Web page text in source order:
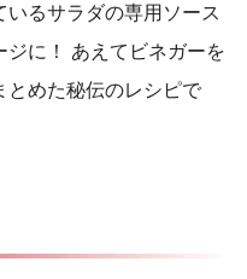
るサラダの専用ソース
に！ あえてビネガーを
とめた秘伝のレシピで